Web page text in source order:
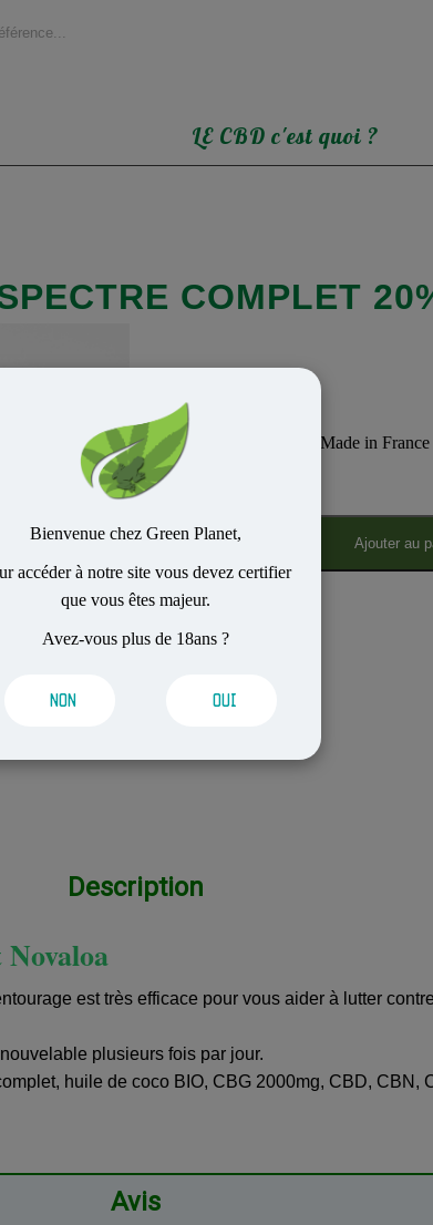
Bienvenue chez Green Planet,
accéder à notre site vous devez certifier
que vous êtes majeur.
Avez-vous plus de 18ans ?
NON OUI
LE CBD c'est quoi ?
COMPLET
Produit MADE IN :
.
Ajouter au
Description
est très efficace pour vous aider à lutter
plusieurs fois par jour.
huile de coco BIO, CBG 2000mg, CBD, CBN,
Avis